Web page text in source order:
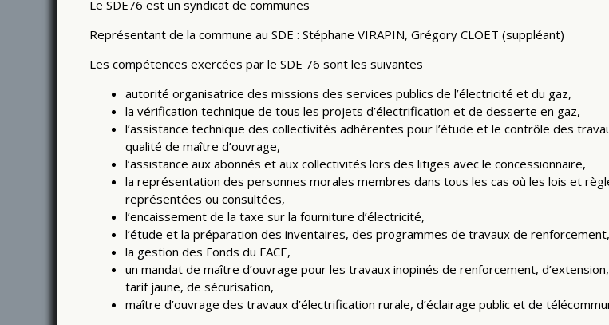
Le SDE76 est un syndicat de communes
Représentant de la commune au SDE : Stéphane VIRAPIN, Grégory CLOET (suppléant)
Les compétences exercées par le SDE 76 sont les suivantes
autorité organisatrice des missions des services publics de l’électricité et du gaz,
la vérification technique de tous les projets d’électrification et de desserte en gaz,
l’assistance technique des collectivités adhérentes pour l’étude et le contrôle des
qualité de maître d’ouvrage,
l’assistance aux abonnés et aux collectivités lors des litiges avec le concessionnaire,
la représentation des personnes morales membres dans tous les cas où les lois et
représentées ou consultées,
l’encaissement de la taxe sur la fourniture d’électricité,
l’étude et la préparation des inventaires, des programmes de travaux de renforcement,
la gestion des Fonds du FACE,
un mandat de maître d’ouvrage pour les travaux inopinés de renforcement,
tarif jaune, de sécurisation,
maître d’ouvrage des travaux d’électrification rurale, d’éclairage public et de